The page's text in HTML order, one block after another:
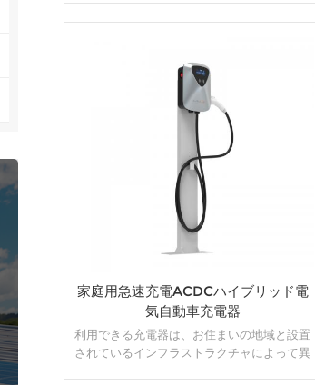
す。
詳細
家庭用急速充電ACDCハイブリッド電
気自動車充電器
利用できる充電器は、お住まいの地域と設置
されているインフラストラクチャによって異